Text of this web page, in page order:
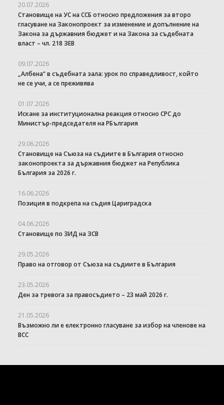
20.07.2026
Становище на УС на ССБ относно предложения за второ
гласуване на Законопроект за изменение и допълнение на
Закона за държавния бюджет и на Закона за съдебната
власт – чл. 218 ЗЕВ
09.07.2026
„Албена“ в съдебната зала: урок по справедливост, който
не се учи, а се преживява
01.07.2026
Искане за институционална реакция относно СРС до
Министър-председателя на РБългария
29.06.2026
Становище на Съюза на съдиите в България относно
законопроекта за държавния бюджет на Република
България за 2026 г.
16.06.2026
Позиция в подкрепа на съдия Цариградска
04.06.2026
Становище по ЗИД на ЗСВ
29.05.2026
Право на отговор от Съюза на съдиите в България
23.05.2026
Ден за тревога за правосъдието – 23 май 2026 г.
21.05.2026
Възможно ли е електронно гласуване за избор на членове на
ВСС